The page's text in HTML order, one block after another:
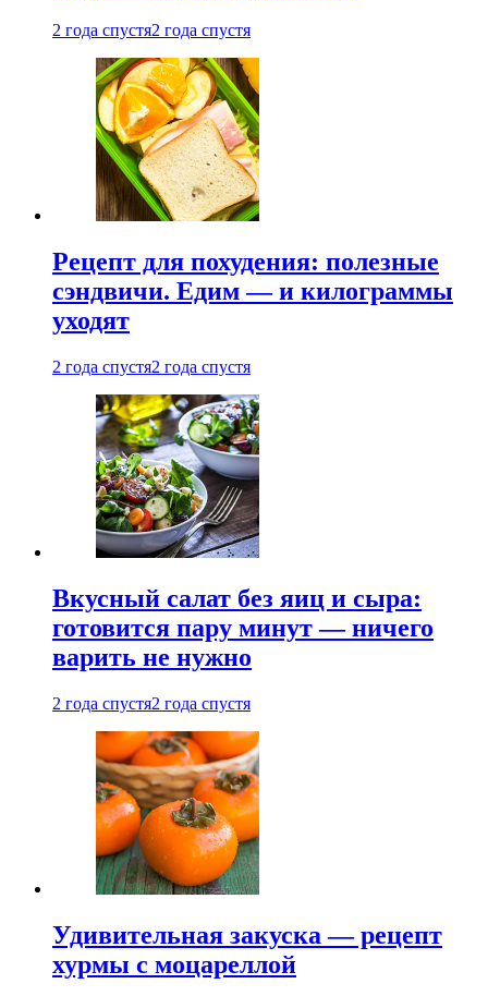
2 года спустя2 года спустя
Рецепт для похудения: полезные
сэндвичи. Едим — и килограммы
уходят
2 года спустя2 года спустя
Вкусный салат без яиц и сыра:
готовится пару минут — ничего
варить не нужно
2 года спустя2 года спустя
Удивительная закуска — рецепт
хурмы с моцареллой